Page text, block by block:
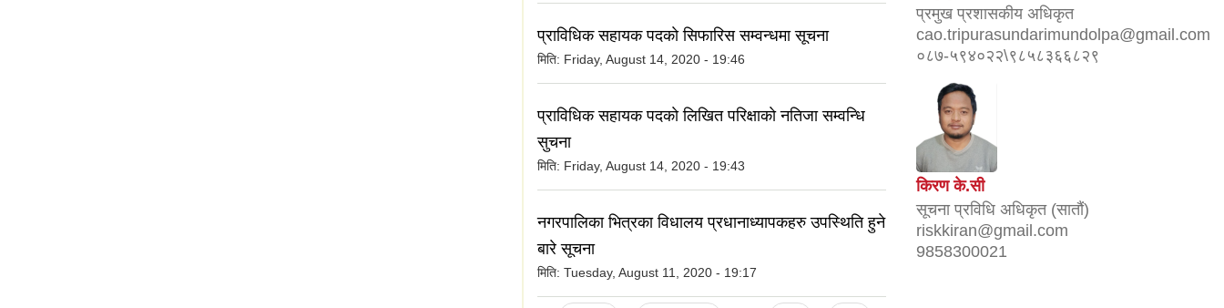
प्राविधिक सहायक पदकाे सिफारिस सम्वन्धमा सूचना
मिति: Friday, August 14, 2020 - 19:46
प्राविधिक सहायक पदकाे लिखित परिक्षाकाे नतिजा सम्वन्धि
सुचना
मिति: Friday, August 14, 2020 - 19:43
नगरपालिका भित्रका विधालय प्रधानाध्यापकहरु उपस्थिति हुने
बारे सूचना
मिति:Tuesday, August 11, 2020 - 19:17
प्रमुख प्रशासकीय अधिकृत
cao.tripurasundarimundolpa@gmail.com
०८७-५९४०२२\९८५८३६६८२९
किरण के.सी
सूचना प्रविधि अधिकृत (सातौं)
riskkiran@gmail.com
9858300021